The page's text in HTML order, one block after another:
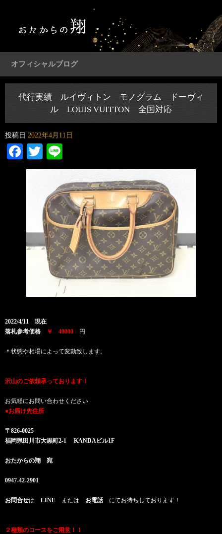
オフィシャルブログ
代行実績 ルイヴィトン モノグラム ドーヴィ
ル LOUIS VUITTON 全国対応
投稿日 2022年4月11日
Facebook
Twitter
2022/4/11 現在
落札参考価格
￥ 40000 円
＊状態や相場によって変動致します。
沢山のご依頼承っております！
お気軽にお問い合わせください
●お届け先住所
〒826-0025
福岡県田川市大黒町2-1 KANDAビル1F
おたからの翔 宛
0947-42-2901
お問合せは LINE または お電話にてお待ちしております！
２種類のコースをご用意！！